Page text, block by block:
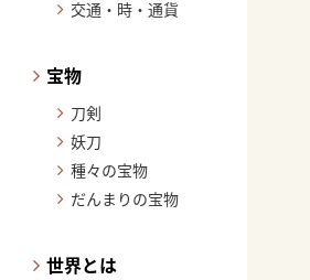
交通・時・通貨
宝物
刀剣
妖刀
種々の宝物
だんまりの宝物
世界とは